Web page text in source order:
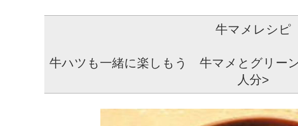
牛マメレシピ
牛ハツも一緒に楽しもう 牛マメとグリー
人分>